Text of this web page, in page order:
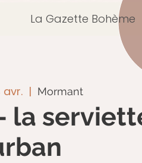
La Gazette Bohème
avr.
  |
Mormant
la